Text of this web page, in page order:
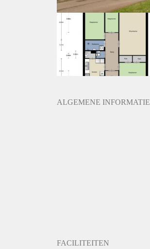
ALGEMENE INFORMATIE
FACILITEITEN